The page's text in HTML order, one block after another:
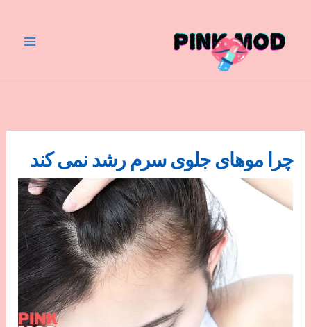
محتوا
چرا موهای جلوی سرم رشد نمی کند